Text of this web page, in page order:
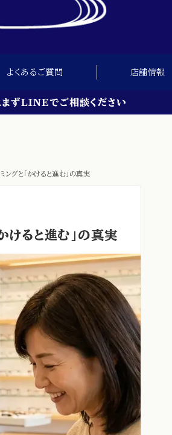
よくあるご質問 店舗情報
ずLINEでご相談ください
ングと「かけると進む」の真実
けると進む」の真実